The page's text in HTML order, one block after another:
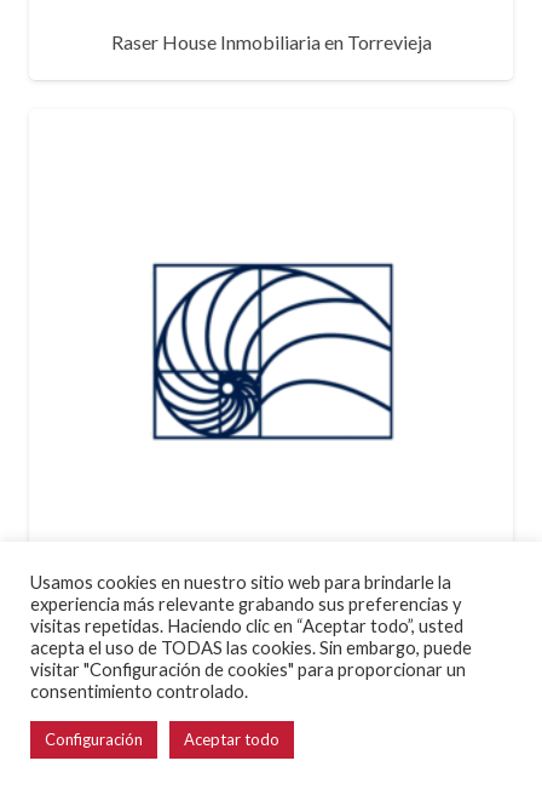
Raser House Inmobiliaria en Torrevieja
Arquitectos en Torrevieja
Usamos cookies en nuestro sitio web para brindarle la
experiencia más relevante grabando sus preferencias y
visitas repetidas. Haciendo clic en “Aceptar todo”, usted
acepta el uso de TODAS las cookies. Sin embargo, puede
visitar "Configuración de cookies" para proporcionar un
consentimiento controlado.
Configuración Aceptar todo